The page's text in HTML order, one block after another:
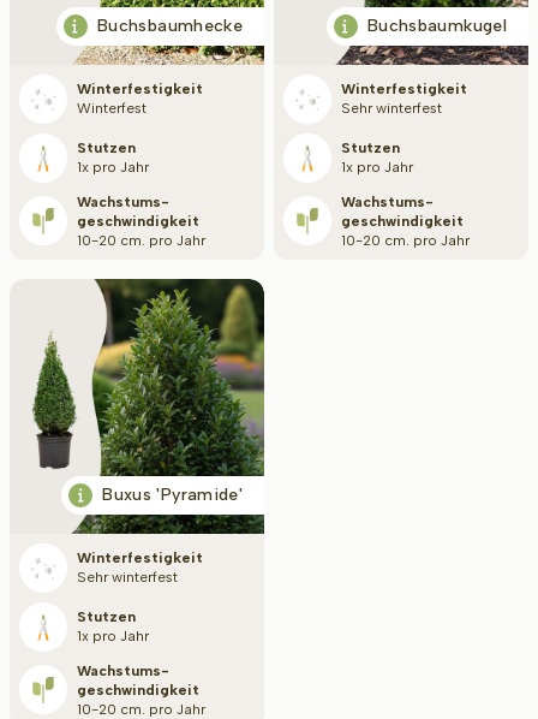
Buchsbaumhecke
Winterfestigkeit
winterfest
Stutzen
1x pro Jahr
Wachstums­
geschwindigkeit
10-20 cm. pro Jahr
Buchsbaumkugel
Winterfestigkeit
Sehr winterfest
Stutzen
1x pro Jahr
Wachstums­
geschwindigkeit
10-20 cm. pro Jahr
Buxus 'Pyramide'
Winterfestigkeit
Sehr winterfest
Stutzen
1x pro Jahr
Wachstums­
geschwindigkeit
10-20 cm. pro Jahr